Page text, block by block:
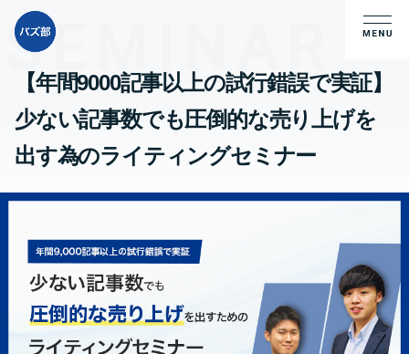
【年間9000記事以上の試行錯誤で実証】
少ない記事数でも圧倒的な売り上げを
出す為のライティングセミナー